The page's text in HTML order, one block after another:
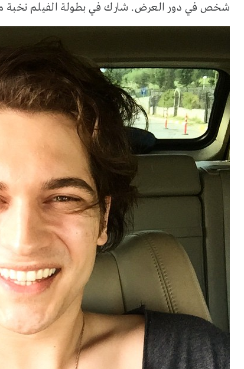
شخص في دور العرض. شارك في بطولة الفيلم نخبة من